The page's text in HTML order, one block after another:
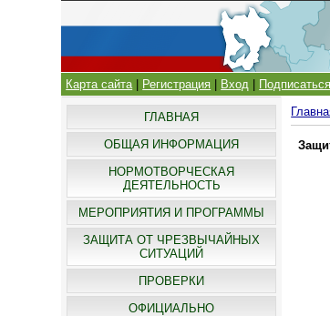
Карта сайта| Регистрация Вход
ГЛАВНАЯ
ОБЩАЯ ИНФОРМАЦИЯ
НОРМОТВОРЧЕСКАЯ
ДЕЯТЕЛЬНОСТЬ
МЕРОПРИЯТИЯ И ПРОГРАММЫ
ЗАЩИТА ОТ ЧРЕЗВЫЧАЙНЫХ
СИТУАЦИЙ
ПРОВЕРКИ
ОФИЦИАЛЬНО